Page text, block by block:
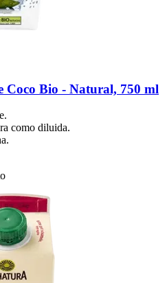
Coco Bio -​ Natural, 750 ml
como diluida.